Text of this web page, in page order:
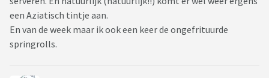
een Aziatisch tintje aan.
En van de week maar ik ook een keer de ongefrituurde
springrolls.